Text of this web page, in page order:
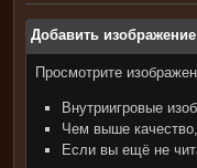
Добавить изображение
Просмотрите
Внутриигровые
Чем выше
Если вы ещё не